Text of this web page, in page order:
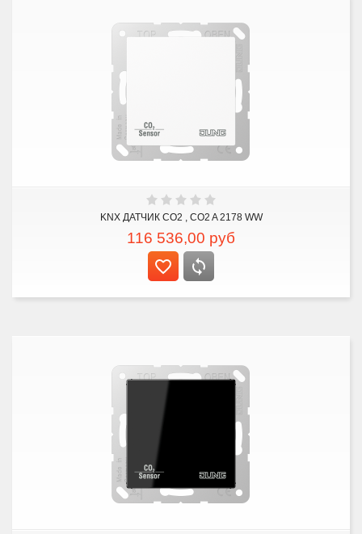
KNX ДАТЧИК CO2 , CO2 A 2178 WW
116 536,00 руб